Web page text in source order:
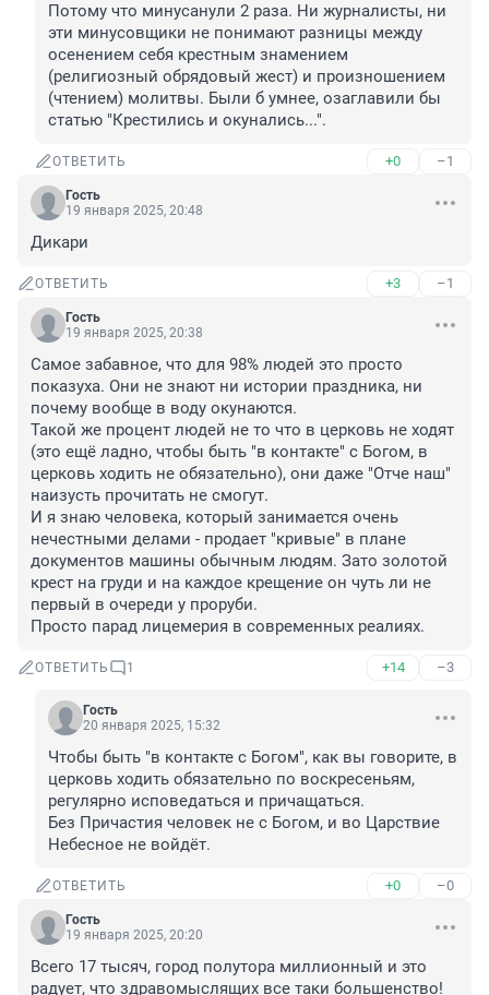
Потому что минусанули 2 раза. Ни журналисты, ни
эти минусовщики не понимают разницы между
осенением себя крестным знамением
(религиозный обрядовый жест) и произношением
(чтением) молитвы. Были б умнее, озаглавили бы
статью "Крестились и окунались...".
ОТВЕТИТЬ +0 –1
Гость
19 января 2025, 20:48
Дикари
ОТВЕТИТЬ +3 –1
Гость
19 января 2025, 20:38
Самое забавное, что для 98% людей это просто
показуха. Они не знают ни истории праздника, ни
почему вообще в воду окунаются.
Такой же процент людей не то что в церковь не ходят
(это ещё ладно, чтобы быть "в контакте" с Богом, в
церковь ходить не обязательно), они даже "Отче наш"
наизусть прочитать не смогут.
И я знаю человека, который занимается очень
нечестными делами - продает "кривые" в плане
документов машины обычным людям. Зато золотой
крест на груди и на каждое крещение он чуть ли не
первый в очереди у проруби.
Просто парад лицемерия в современных реалиях.
ОТВЕТИТЬ 1 +14 –3
Гость
20 января 2025, 15:32
Чтобы быть "в контакте с Богом", как вы говорите, в
церковь ходить обязательно по воскресеньям,
регулярно исповедаться и причащаться.
Без Причастия человек не с Богом, и во Царствие
Небесное не войдёт.
ОТВЕТИТЬ +0 –0
Гость
19 января 2025, 20:20
Всего 17 тысяч, город полутора миллионный и это
радует, что здравомыслящих все таки большенство!